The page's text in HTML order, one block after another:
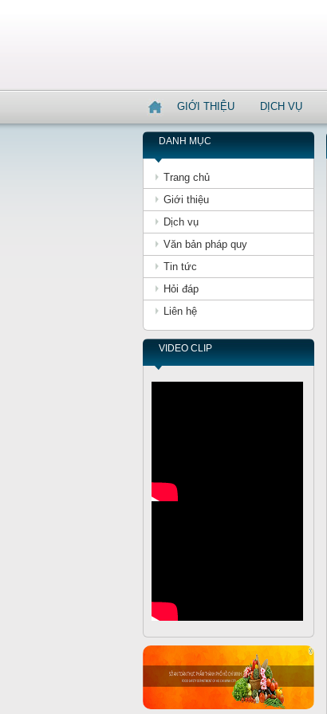
GIỚI THIỆU DỊCH VỤ
DANH MỤC
Trang chủ
Giới thiệu
Dịch vụ
Văn bản pháp quy
Tin tức
Hỏi đáp
Liên hệ
VIDEO CLIP